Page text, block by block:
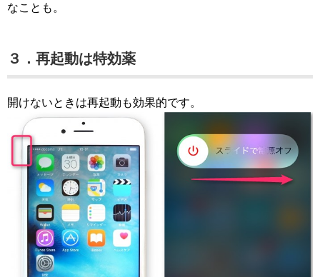
なことも。
３．再起動は特効薬
開けないときは再起動も効果的です。